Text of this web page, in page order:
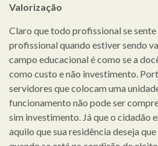
Valorização
Claro que todo profissional se
profissional quando estiver sendo
campo educacional é como se a
como custo e não investimento.
servidores que colocam uma
funcionamento não pode ser
sim investimento. Já que o cidadão
aquilo que sua residência deseja